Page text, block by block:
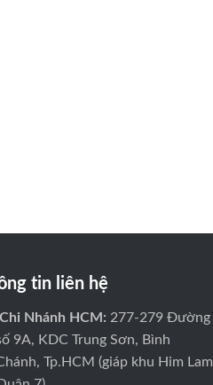
tin liên hệ
Chi Nhánh HCM: 277-279 Đường
9A, KDC Trung Sơn, Bình
Tp.HCM (giáp khu Him Lam